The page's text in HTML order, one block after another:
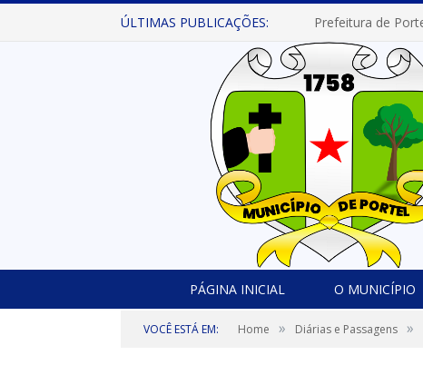
ÚLTIMAS PUBLICAÇÕES:
PÁGINA INICIAL O MUNICÍPIO
VOCÊ ESTÁ EM: Home » Diárias e Passagens »